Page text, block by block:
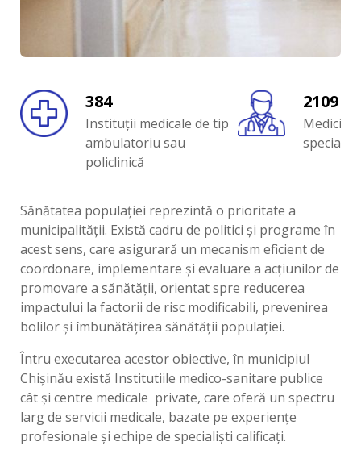
384
Instituții medicale de tip
ambulatoriu sau
policlinică
2109
Medici
Sănătatea populației reprezintă o prioritate a
municipalității. Există cadru de politici și programe în
acest sens, care asigurară un mecanism eficient de
coordonare, implementare și evaluare a acțiunilor de
promovare a sănătății, orientat spre reducerea
impactului la factorii de risc modificabili, prevenirea
bolilor şi îmbunătățirea sănătăţii populaţiei.
Întru executarea acestor obiective, în municipiul
Chișinău există Institutiile medico-sanitare publice
cât și centre medicale private, care oferă un spectru
larg de servicii medicale, bazate pe experienţe
profesionale şi echipe de specialişti calificați.